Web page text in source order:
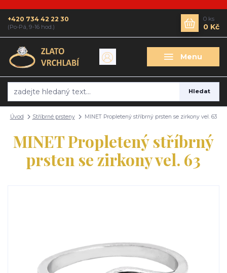
Menu
Hledat
+420 734 42 22 30
(Po-Pá, 9-16 hod.)
0 ks
0 Kč
Úvod Stříbrné prsteny MINET Propletený stříbrný prsten se zirkony vel. 63
MINET Propletený stříbrný
prsten se zirkony vel. 63